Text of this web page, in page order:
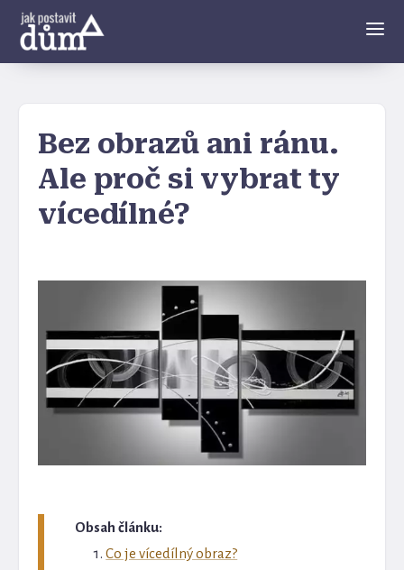
Bez obrazů ani ránu.
Ale proč si vybrat ty
vícedílné?
Obsah článku:
Co je vícedílný obraz?